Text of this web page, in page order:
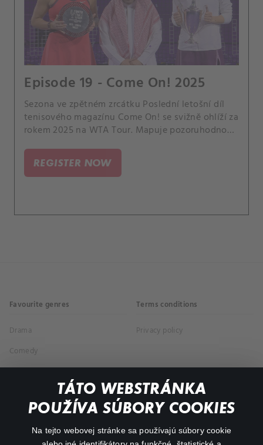
TÁTO WEBSTRÁNKA
POUŽÍVA SÚBORY COOKIES
Na tejto webovej stránke sa používajú súbory cookie
Episode 19 - Come On! 2025
Sezona ve zpětném zrcátku Poslední letošní díl
tenisového magazínu Come On! se svižně ohlíží za
rokem 2025 na WTA Tour. Mapuje pozoruhodnou
Rijádu a zve na zábavnou anketu s hvězdami.
REGISTER NOW
Favourite genres
Drama
Comedy
Documentaries
Terms conditions
Privacy policy